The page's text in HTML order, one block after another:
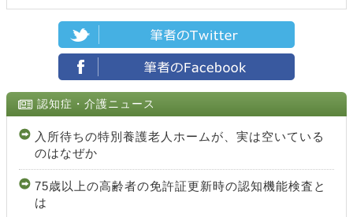
認知症・介護ニュース
入所待ちの特別養護老人ホームが、実は空いている
のはなぜか
75歳以上の高齢者の免許証更新時の認知機能検査と
は